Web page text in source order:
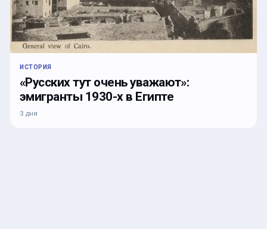
ИСТОРИЯ
«Русских тут очень уважают»:
эмигранты 1930-х в Египте
3 дня